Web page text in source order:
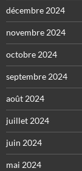
décembre 2024
novembre 2024
octobre 2024
septembre 2024
août 2024
juillet 2024
juin 2024
mai 2024